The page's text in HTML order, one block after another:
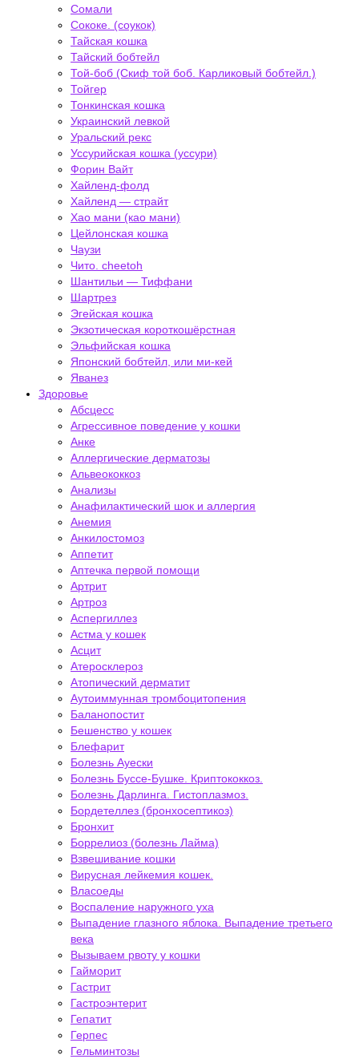
Сомали
Сококе. (соукок)
Тайская кошка
Тайский бобтейл
Той-боб (Скиф той боб. Карликовый бобтейл.)
Тойгер
Тонкинская кошка
Украинский левкой
Уральский рекс
Уссурийская кошка (уссури)
Форин Вайт
Хайленд-фолд
Хайленд — страйт
Хао мани (као мани)
Цейлонская кошка
Чаузи
Чито. cheetoh
Шантильи — Тиффани
Шартрез
Эгейская кошка
Экзотическая короткошёрстная
Эльфийская кошка
Японский бобтейл, или ми-кей
Яванез
Здоровье
Абсцесс
Агрессивное поведение у кошки
Анке
Аллергические дерматозы
Альвеококкоз
Анализы
Анафилактический шок и аллергия
Анемия
Анкилостомоз
Аппетит
Аптечка первой помощи
Артрит
Артроз
Аспергиллез
Астма у кошек
Асцит
Атеросклероз
Атопический дерматит
Аутоиммунная тромбоцитопения
Баланопостит
Бешенство у кошек
Блефарит
Болезнь Ауески
Болезнь Буссе-Бушке. Криптококкоз.
Болезнь Дарлинга. Гистоплазмоз.
Бордетеллез (бронхосептикоз)
Бронхит
Боррелиоз (болезнь Лайма)
Взвешивание кошки
Вирусная лейкемия кошек.
Власоеды
Воспаление наружного уха
Выпадение глазного яблока. Выпадение третьего
века
Вызываем рвоту у кошки
Гайморит
Гастрит
Гастроэнтерит
Гепатит
Герпес
Гельминтозы